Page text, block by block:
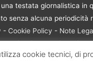
testata giornalistica in
senza alcuna periodicità
- Cookie Policy - Note
Rischio Investimenti
© 2021. Tutti i
cookie tecnici, di